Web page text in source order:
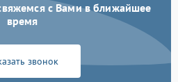
с Вами в ближайшее
время
звонок